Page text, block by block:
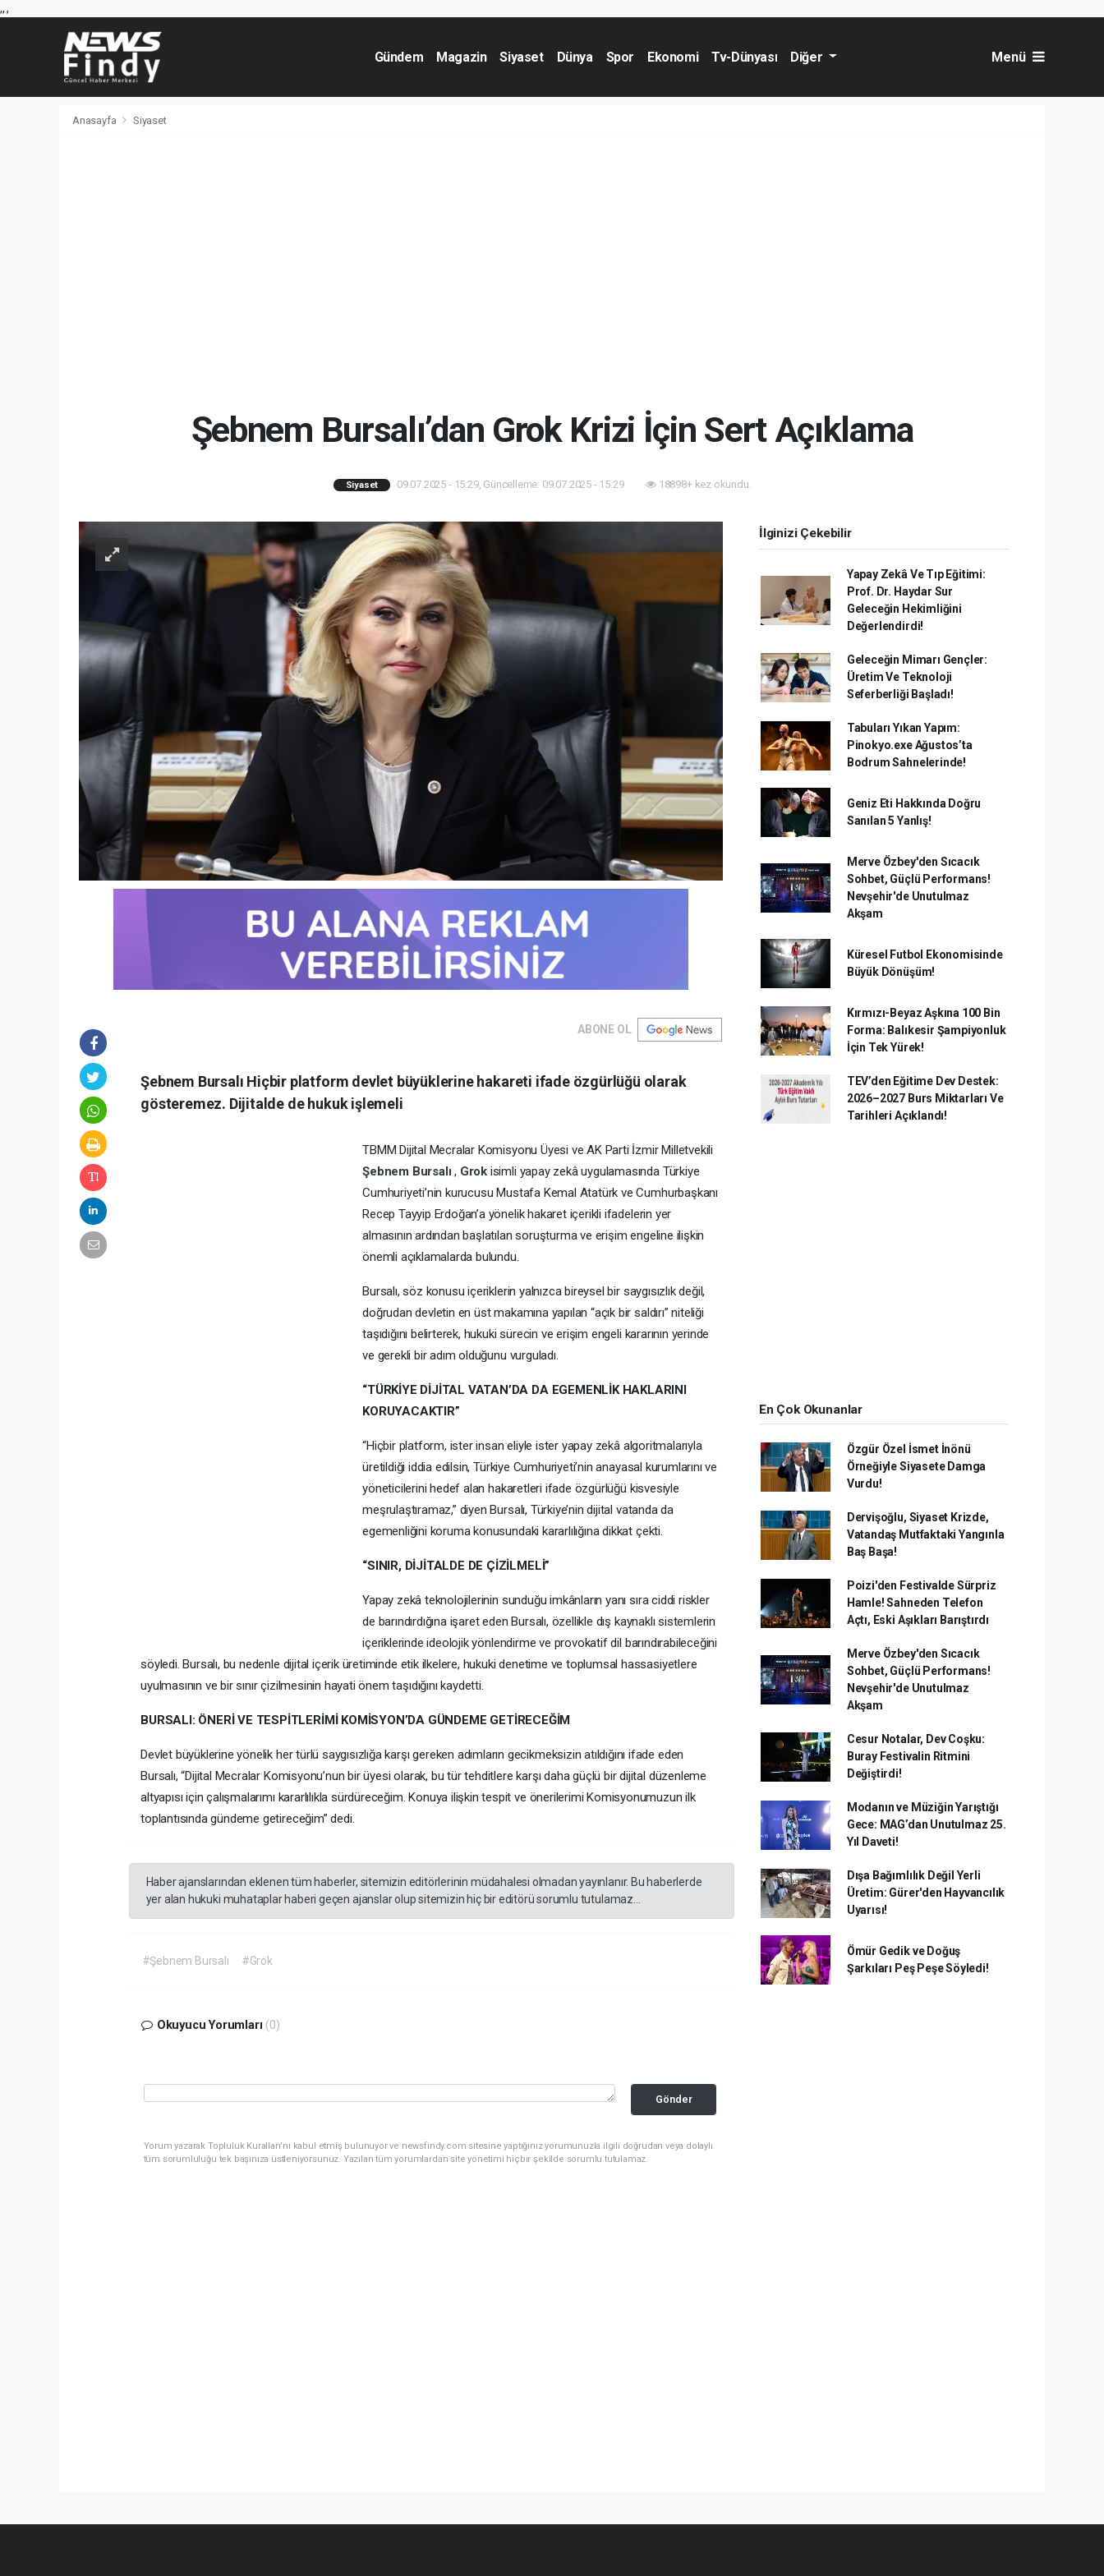
,,,
Gündem Magazin Siyaset Dünya Spor Ekonomi Tv-Dünyası Diğer Menü
Anasayfa Siyaset
Şebnem Bursalı’dan Grok Krizi İçin Sert Açıklama
Siyaset 09.07.2025 - 15:29, Güncelleme: 09.07.2025 - 15:29 18898+ kez okundu.
ABONE OL
Şebnem Bursalı Hiçbir platform devlet büyüklerine hakareti ifade özgürlüğü olarak
gösteremez. Dijitalde de hukuk işlemeli
TBMM Dijital Mecralar Komisyonu Üyesi ve AK Parti İzmir Milletvekili
Şebnem Bursalı, Grok isimli yapay zekâ uygulamasında Türkiye
Cumhuriyeti’nin kurucusu Mustafa Kemal Atatürk ve Cumhurbaşkanı
Recep Tayyip Erdoğan’a yönelik hakaret içerikli ifadelerin yer
almasının ardından başlatılan soruşturma ve erişim engeline ilişkin
önemli açıklamalarda bulundu.
Bursalı, söz konusu içeriklerin yalnızca bireysel bir saygısızlık değil,
doğrudan devletin en üst makamına yapılan “açık bir saldırı” niteliği
taşıdığını belirterek, hukuki sürecin ve erişim engeli kararının yerinde
ve gerekli bir adım olduğunu vurguladı.
“TÜRKİYE DİJİTAL VATAN’DA DA EGEMENLİK HAKLARINI
KORUYACAKTIR”
“Hiçbir platform, ister insan eliyle ister yapay zekâ algoritmalarıyla
üretildiği iddia edilsin, Türkiye Cumhuriyeti’nin anayasal kurumlarını ve
yöneticilerini hedef alan hakaretleri ifade özgürlüğü kisvesiyle
meşrulaştıramaz,” diyen Bursalı, Türkiye’nin dijital vatanda da
egemenliğini koruma konusundaki kararlılığına dikkat çekti.
“SINIR, DİJİTALDE DE ÇİZİLMELİ”
Yapay zekâ teknolojilerinin sunduğu imkânların yanı sıra ciddi riskler
de barındırdığına işaret eden Bursalı, özellikle dış kaynaklı sistemlerin
içeriklerinde ideolojik yönlendirme ve provokatif dil barındırabileceğini
söyledi. Bursalı, bu nedenle dijital içerik üretiminde etik ilkelere, hukuki denetime ve toplumsal hassasiyetlere
uyulmasının ve bir sınır çizilmesinin hayati önem taşıdığını kaydetti.
BURSALI: ÖNERİ VE TESPİTLERİMİ KOMİSYON’DA GÜNDEME GETİRECEĞİM
Devlet büyüklerine yönelik her türlü saygısızlığa karşı gereken adımların gecikmeksizin atıldığını ifade eden
Bursalı, “Dijital Mecralar Komisyonu’nun bir üyesi olarak, bu tür tehditlere karşı daha güçlü bir dijital düzenleme
altyapısı için çalışmalarımı kararlılıkla sürdüreceğim. Konuya ilişkin tespit ve önerilerimi Komisyonumuzun ilk
toplantısında gündeme getireceğim” dedi.
Haber ajanslarından eklenen tüm haberler, sitemizin editörlerinin müdahalesi olmadan yayınlanır. Bu haberlerde
yer alan hukuki muhataplar haberi geçen ajanslar olup sitemizin hiç bir editörü sorumlu tutulamaz...
#Şebnem Bursalı #Grok
Okuyucu Yorumları (0)
Gönder
Yorum yazarak Topluluk Kuralları’nı kabul etmiş bulunuyor ve newsfindy.com sitesine yaptığınız yorumunuzla ilgili doğrudan veya dolaylı
tüm sorumluluğu tek başınıza üstleniyorsunuz. Yazılan tüm yorumlardan site yönetimi hiçbir şekilde sorumlu tutulamaz.
İlginizi Çekebilir
Yapay Zekâ Ve Tıp Eğitimi:
Prof. Dr. Haydar Sur
Geleceğin Hekimliğini
Değerlendirdi!
Geleceğin Mimarı Gençler:
Üretim Ve Teknoloji
Seferberliği Başladı!
Tabuları Yıkan Yapım:
Pinokyo.exe Ağustos’ta
Bodrum Sahnelerinde!
Geniz Eti Hakkında Doğru
Sanılan 5 Yanlış!
Merve Özbey'den Sıcacık
Sohbet, Güçlü Performans!
Nevşehir'de Unutulmaz
Akşam
Küresel Futbol Ekonomisinde
Büyük Dönüşüm!
Kırmızı-Beyaz Aşkına 100 Bin
Forma: Balıkesir Şampiyonluk
İçin Tek Yürek!
TEV’den Eğitime Dev Destek:
2026–2027 Burs Miktarları Ve
Tarihleri Açıklandı!
En Çok Okunanlar
Özgür Özel İsmet İnönü
Örneğiyle Siyasete Damga
Vurdu!
Dervişoğlu, Siyaset Krizde,
Vatandaş Mutfaktaki Yangınla
Baş Başa!
Poizi'den Festivalde Sürpriz
Hamle! Sahneden Telefon
Açtı, Eski Aşıkları Barıştırdı
Merve Özbey'den Sıcacık
Sohbet, Güçlü Performans!
Nevşehir'de Unutulmaz
Akşam
Cesur Notalar, Dev Coşku:
Buray Festivalin Ritmini
Değiştirdi!
Modanın ve Müziğin Yarıştığı
Gece: MAG’dan Unutulmaz 25.
Yıl Daveti!
Dışa Bağımlılık Değil Yerli
Üretim: Gürer'den Hayvancılık
Uyarısı!
Ömür Gedik ve Doğuş
Şarkıları Peş Peşe Söyledi!